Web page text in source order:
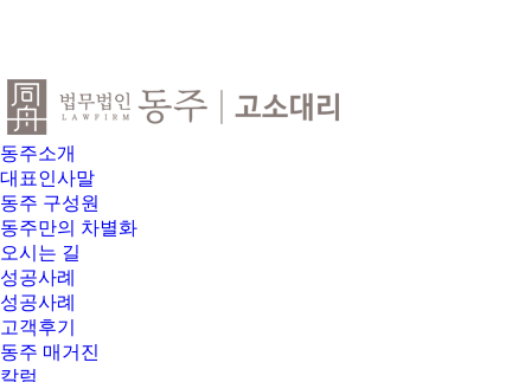
동주소개
대표인사말
동주 구성원
동주만의 차별화
오시는 길
성공사례
성공사례
고객후기
동주 매거진
칼럼